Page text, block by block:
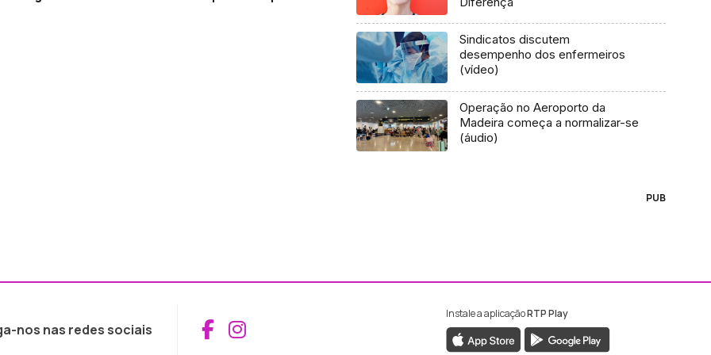
Sindicatos discutem
desempenho dos enfermeiros
(vídeo)
Operação no Aeroporto da
Madeira começa a normalizar-se
(áudio)
PUB
nos nas redes sociais Aceder ao Facebook da RTP Madeira
Aceder ao Instagram da RTP Madeira
Instale a aplicaçãoRTP Play